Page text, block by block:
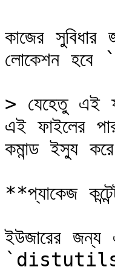
কাজের
লোকেশন
> যেহেতু এই
এই ফাইলের
কমান্ড ইস্যু
**প্যাকেজ
ইউজারের
`distutils`